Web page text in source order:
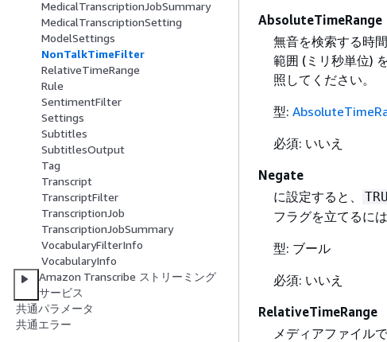
MedicalTranscriptionJobSummary
MedicalTranscriptionSetting
ModelSettings
NonTalkTimeFilter
RelativeTimeRange
Rule
SentimentFilter
Settings
Subtitles
SubtitlesOutput
Tag
Transcript
TranscriptFilter
TranscriptionJob
TranscriptionJobSummary
VocabularyFilterInfo
VocabularyInfo
Amazon Transcribe ストリーミング
サービス
共通パラメータ
共通エラー
AbsoluteTimeRange
無音を検索する時
範囲 (ミリ秒単位)
照してください。
型:
必須: いいえ
Negate
に設定すると、
フラグを立てるに
型: ブール
必須: いいえ
RelativeTimeRange
メディアファイル